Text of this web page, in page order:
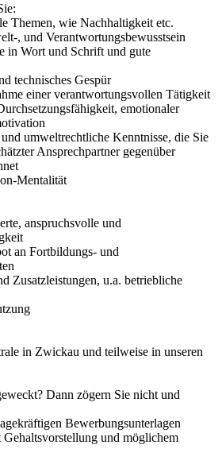
Themen, wie Nachhaltigkeit etc.
, und Verantwortungsbewusstsein
in Wort und Schrift und gute
technisches Gespür
einer verantwortungsvollen Tätigkeit
emotionaler
umweltrechtliche Kenntnisse, die Sie
Ansprechpartner gegenüber
Mentalität
anspruchsvolle und
an Fortbildungs- und
Zusatzleistungen, u.a. betriebliche
in Zwickau und teilweise in unseren
Dann zögern Sie nicht und
Bewerbungsunterlagen
und möglichem